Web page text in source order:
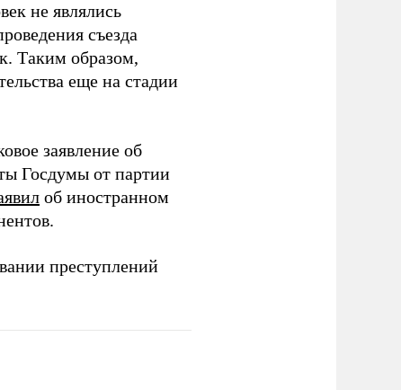
не являлись
съезда
Таким образом,
еще на стадии
заявление об
Госдумы от партии
об иностранном
преступлений